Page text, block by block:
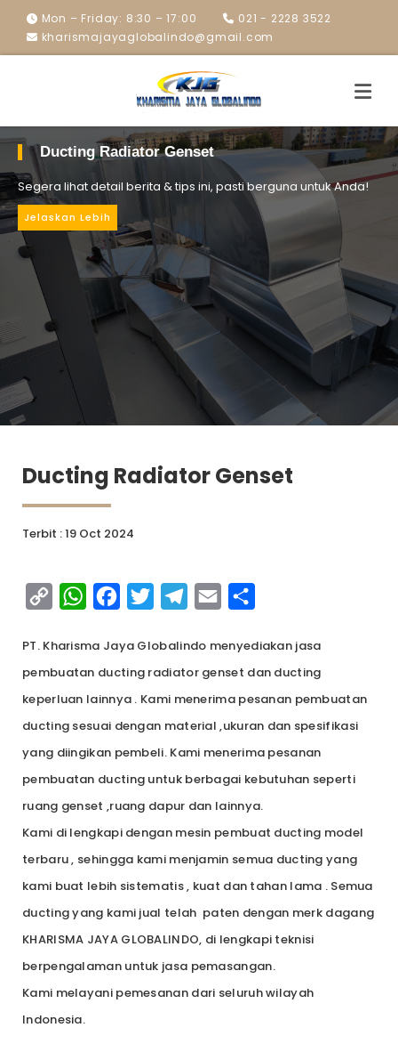
Mon – Friday: 8:30 – 17:00
021 - 2228 3522
kharismajayaglobalindo@gmail.com
Ducting Radiator Genset
Segera lihat detail berita & tips ini, pasti berguna untuk Anda!
Jelaskan Lebih
Ducting Radiator Genset
Terbit : 19 Oct 2024
Copy
WhatsApp
FacebookTwitterTelegram
Email
PT. Kharisma Jaya Globalindo menyediakan jasa
pembuatan ducting radiator genset dan ducting
keperluan lainnya . Kami menerima pesanan pembuatan
ducting sesuai dengan material ,ukuran dan spesifikasi
yang diingikan pembeli. Kami menerima pesanan
pembuatan ducting untuk berbagai kebutuhan seperti
ruang genset ,ruang dapur dan lainnya.
Kami di lengkapi dengan mesin pembuat ducting model
terbaru , sehingga kami menjamin semua ducting yang
kami buat lebih sistematis , kuat dan tahan lama . Semua
ducting yang kami jual telah paten dengan merk dagang
KHARISMA JAYA GLOBALINDO, di lengkapi teknisi
berpengalaman untuk jasa pemasangan.
Kami melayani pemesanan dari seluruh wilayah
Indonesia.